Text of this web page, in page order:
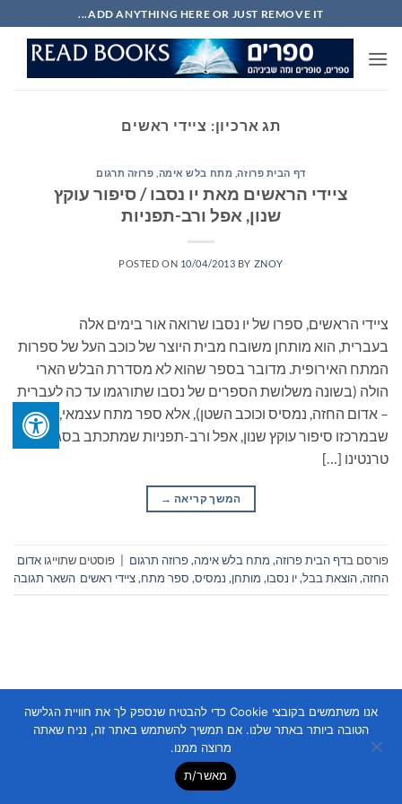
to
content
ADD ANYTHING HERE OR JUST REMOVE IT...
תג ארכיון: ציידי ראשים
דף הבית פרוזה, מתח בלש אימה פרוזה תרגום
ציידי הראשים מאת יו נסבו / סיפור עוקץ
שנון, אפל ורב-תפניות
POSTED ON 10/04/2013 BY ZNOY
ציידי הראשים, ספרו של יו נסבו שרואה אור בימים אלה
בעברית, הוא מותחן משובח מבית היוצר של כוכב העל של ספרות
המתח האירופית. מדובר בספר שהוא לא מסדרת הבלש הארי
הולה (בשונה משלושת הספרים של נסבו שתורגמו עד כה לעברית
– אדום החזה, נמסיס וכוכב השטן), אלא ספר מתח עצמאי,
שבמרכזו סיפור עוקץ שנון, אפל ורב-תפניות שמתכתב בסגנונו עם
טרנטינו […]
המשך קריאה →
פורסם בדף הבית פרוזה, מתח בלש אימה,פרוזה תרגום פוסטים שתוייגו אדום
החזה,הוצאת בבל,יו נסבו, מותחן, נמסיס, ספר מתח,ציידי ראשים השאר תגובה
Copyright 2026 © Flatsome Theme
אנו משתמשים בקובצי Cookie כדי להבטיח שנספק לך את חוויית הגלישה
הטובה ביותר באתר שלנו. אם תמשיך להשתמש באתר זה, נניח שאתה
מרוצה ממנו.
מאשר/ת